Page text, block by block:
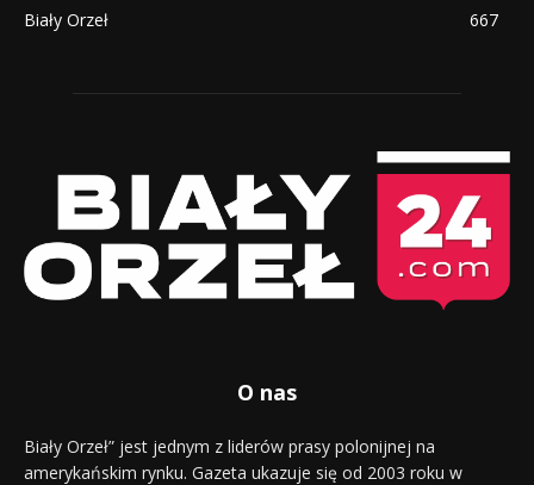
Biały Orzeł
667
O nas
Biały Orzeł” jest jednym z liderów prasy polonijnej na
amerykańskim rynku. Gazeta ukazuje się od 2003 roku w